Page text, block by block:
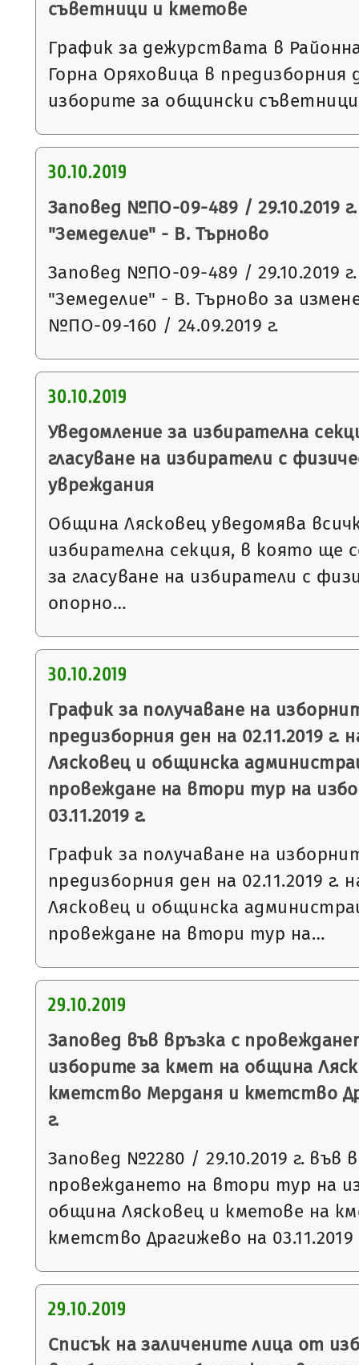
съветници и кметове
График за дежурствата в
Горна Оряховица в предизборния
изборите за общински
30.10.2019
Заповед №ПО-09-489 / 29.10.2019
"Земеделие" - В. Търново
Заповед №ПО-09-489 / 29.10.2019
"Земеделие" - В. Търново за
№ПО-09-160 / 24.09.2019 г.
30.10.2019
Уведомление за избирателна
гласуване на избиратели с
увреждания
Община Лясковец уведомява
избирателна секция, в която ще
за гласуване на избиратели с
опорно…
30.10.2019
График за получаване на
предизборния ден на 02.11.2019
Лясковец и общинска
провеждане на втори тур на
03.11.2019 г.
График за получаване на
предизборния ден на 02.11.2019
Лясковец и общинска
провеждане на втори тур на…
29.10.2019
Заповед във връзка с
изборите за кмет на община
кметство Мерданя и кметство
г.
Заповед №2280 / 29.10.2019 г. във
провеждането на втори тур на
община Лясковец и кметове на
кметство Драгижево на 03.11.2019
29.10.2019
Списък на заличените лица от